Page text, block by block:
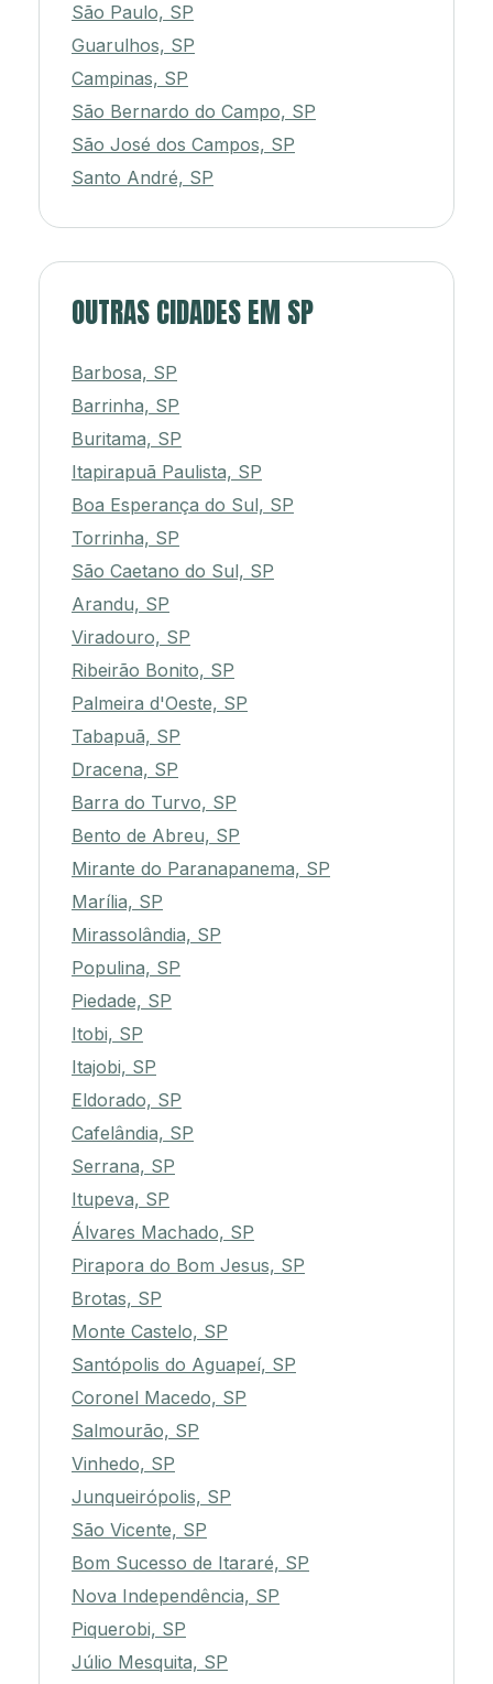
São Paulo, SP
Guarulhos, SP
Campinas, SP
São Bernardo do Campo, SP
São José dos Campos, SP
Santo André, SP
OUTRAS CIDADES EM SP
Barbosa, SP
Barrinha, SP
Buritama, SP
Itapirapuã Paulista, SP
Boa Esperança do Sul, SP
Torrinha, SP
São Caetano do Sul, SP
Arandu, SP
Viradouro, SP
Ribeirão Bonito, SP
Palmeira d'Oeste, SP
Tabapuã, SP
Dracena, SP
Barra do Turvo, SP
Bento de Abreu, SP
Mirante do Paranapanema, SP
Marília, SP
Mirassolândia, SP
Populina, SP
Piedade, SP
Itobi, SP
Itajobi, SP
Eldorado, SP
Cafelândia, SP
Serrana, SP
Itupeva, SP
Álvares Machado, SP
Pirapora do Bom Jesus, SP
Brotas, SP
Monte Castelo, SP
Santópolis do Aguapeí, SP
Coronel Macedo, SP
Salmourão, SP
Vinhedo, SP
Junqueirópolis, SP
São Vicente, SP
Bom Sucesso de Itararé, SP
Nova Independência, SP
Piquerobi, SP
Júlio Mesquita, SP